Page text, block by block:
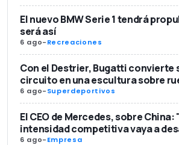
El nuevo BMW Serie 1 tendrá
será así
6 ago-Recreaciones
Con el Destrier, Bugatti convierte
circuito en una escultura sobre
6 ago-Superdeportivos
El CEO de Mercedes, sobre
intensidad competitiva vaya a
6 ago-Empresa